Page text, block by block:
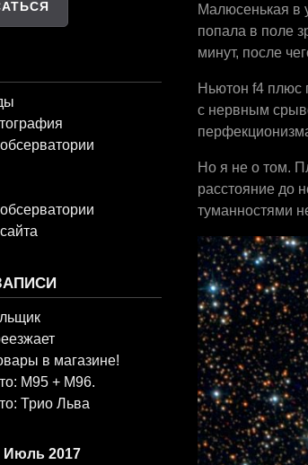
Малюсенькая в
попала в поле
минут, после
Ньютон f4 плюс
с нервным
Но я не о том.
расстояние до
туманностями
в магазине!
M95 + M96.
Трио Льва
Июль 2017